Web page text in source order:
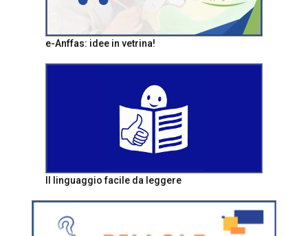
e-Anffas: idee in vetrina!
Il linguaggio facile da leggere